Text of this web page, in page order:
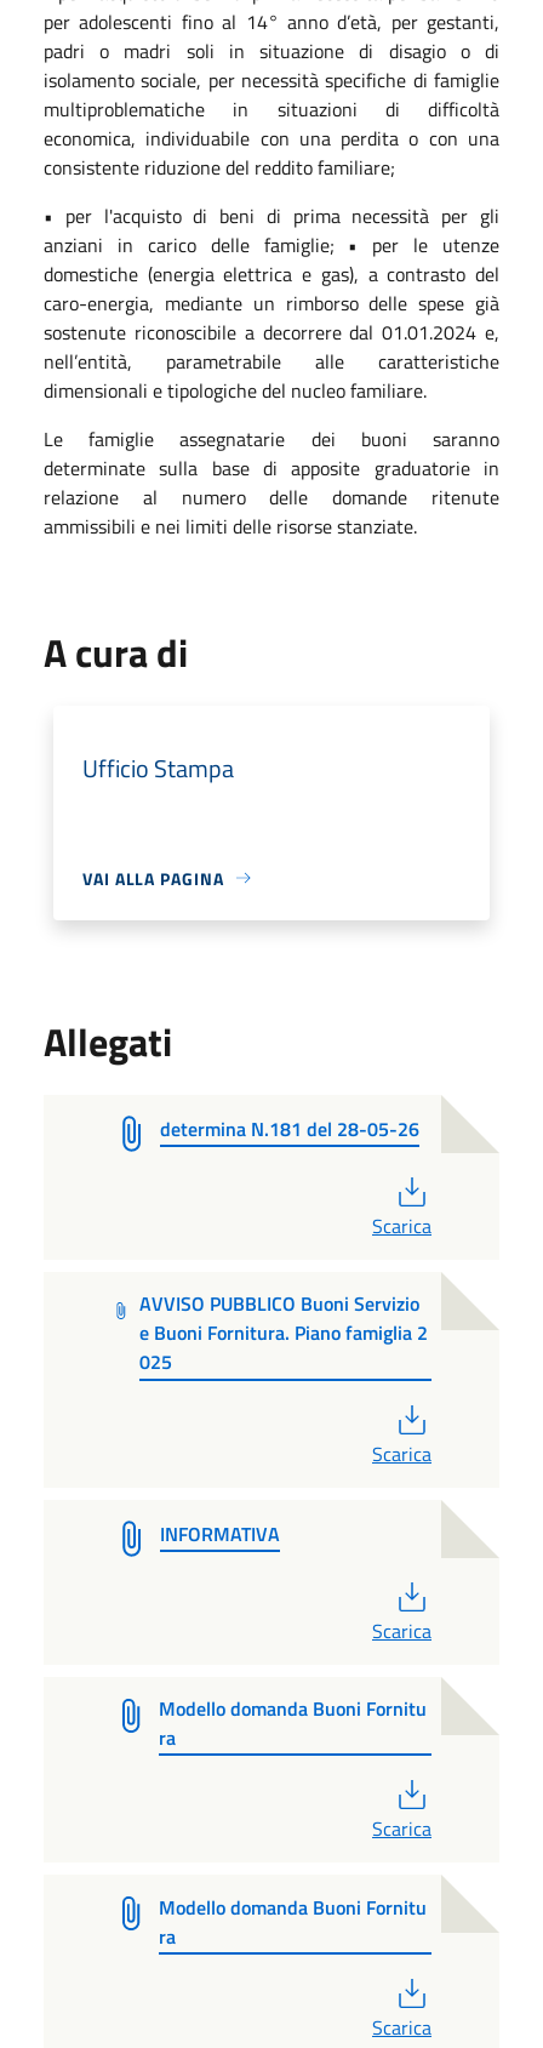
per adolescenti fino al 14° anno d’età, per gestanti,
padri o madri soli in situazione di disagio o di
isolamento sociale, per necessità specifiche di famiglie
multiproblematiche in situazioni di difficoltà
economica, individuabile con una perdita o con una
consistente riduzione del reddito familiare;
• per l'acquisto di beni di prima necessità per gli
anziani in carico delle famiglie; • per le utenze
domestiche (energia elettrica e gas), a contrasto del
caro-energia, mediante un rimborso delle spese già
sostenute riconoscibile a decorrere dal 01.01.2024 e,
nell’entità, parametrabile alle caratteristiche
dimensionali e tipologiche del nucleo familiare.
Le famiglie assegnatarie dei buoni saranno
determinate sulla base di apposite graduatorie in
relazione al numero delle domande ritenute
ammissibili e nei limiti delle risorse stanziate.
A cura di
Ufficio Stampa
VAI ALLA PAGINA
Allegati
determina N.181 del 28-05-26
Scarica
AVVISO PUBBLICO Buoni Servizio
e Buoni Fornitura. Piano famiglia 2
025
Scarica
INFORMATIVA
Scarica
Modello domanda Buoni Fornitu
ra
Scarica
Modello domanda Buoni Fornitu
ra
Scarica